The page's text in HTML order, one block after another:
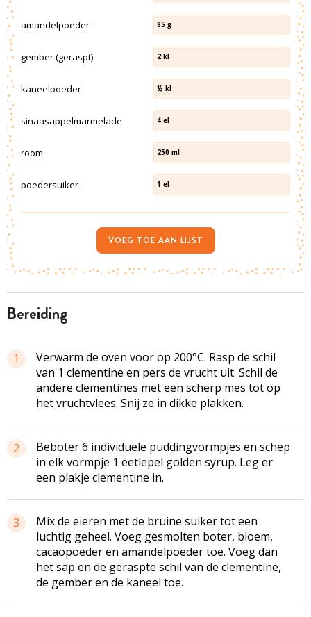
bereiding
1
Verwarm de oven voor op 200°C. Rasp de schil
van 1 clementine en pers de vrucht uit. Schil de
andere clementines met een scherp mes tot op
het vruchtvlees. Snij ze in dikke plakken.
2
Beboter 6 individuele puddingvormpjes en schep
in elk vormpje 1 eetlepel golden syrup. Leg er
een plakje clementine in.
3
Mix de eieren met de bruine suiker tot een
luchtig geheel. Voeg gesmolten boter, bloem,
cacaopoeder en amandelpoeder toe. Voeg dan
het sap en de geraspte schil van de clementine,
de gember en de kaneel toe.
amandelpoeder 85 g
gember (geraspt) 2 kl
kaneelpoeder ½ kl
sinaasappelmarmelade 4 el
room 250 ml
poedersuiker 1 el
VOEG TOE AAN LIJST